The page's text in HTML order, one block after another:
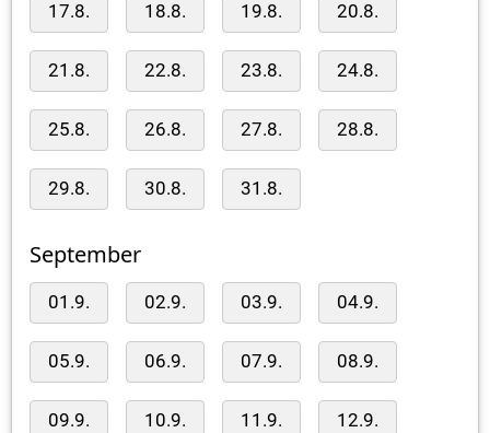
17.8. 18.8. 19.8. 20.8.
21.8. 22.8. 23.8. 24.8.
25.8. 26.8. 27.8. 28.8.
29.8. 30.8. 31.8.
September
01.9. 02.9. 03.9. 04.9.
05.9. 06.9. 07.9. 08.9.
09.9. 10.9. 11.9. 12.9.